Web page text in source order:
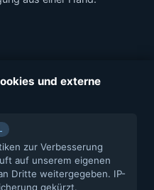
und externe
zur Verbesserung
auf unserem eigenen
Dritte weitergegeben. IP-
gekürzt.